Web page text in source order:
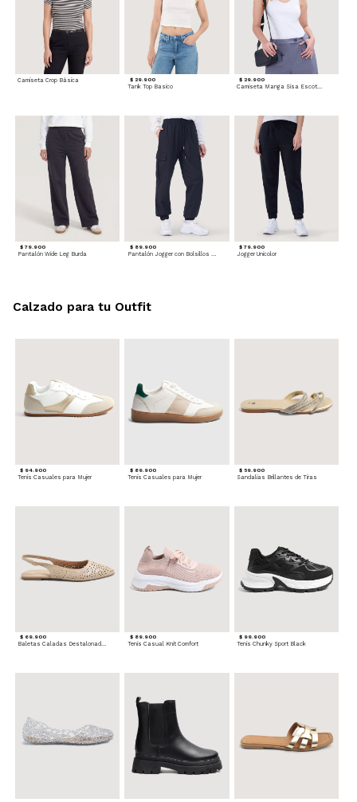
Camiseta Crop Básica $ 29.900
Tank Top Basico
$ 29.900
Camiseta Manga Sisa Escotada
$ 79.900
Pantalón Wide Leg Burda
$ 89.900 $ 79.900
Jogger Unicolor
$ 94.900
Tenis Casuales para Mujer
$ 89.900
Tenis Casuales para Mujer
$ 59.900
Sandalias Brillantes de Tiras
$ 69.900
Baletas Caladas Destalonadas
$ 89.900
Tenis Casual Knit Comfort
$ 99.900
Tenis Chunky Sport Black
Calzado para tu Outfit